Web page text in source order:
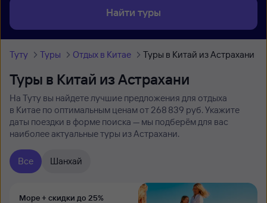
Найти туры
Туту Туры Отдых в Китае Туры в Китай из Астрахани
Туры в Китай из Астрахани
На Туту вы найдете лучшие предложения для отдыха
в Китае по оптимальным ценам от 268 ⁠839 руб. Укажите
даты поездки в форме поиска — мы подберём для вас
наиболее актуальные туры из Астрахани.
Все Шанхай
Море + скидки до 25%